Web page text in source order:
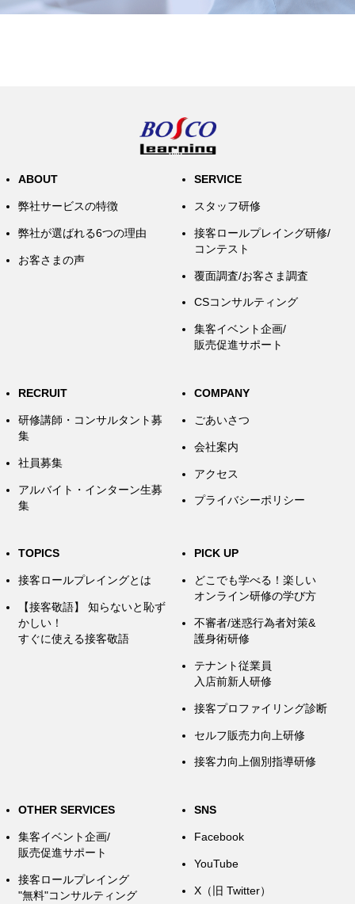
ABOUT
弊社サービスの特徴
弊社が選ばれる6つの理由
お客さまの声
SERVICE
スタッフ研修
接客ロールプレイング研修/
コンテスト
覆面調査/お客さま調査
CSコンサルティング
集客イベント企画/
販売促進サポート
RECRUIT
研修講師・コンサルタント募
集
社員募集
アルバイト・インターン生募
集
COMPANY
ごあいさつ
会社案内
アクセス
プライバシーポリシー
TOPICS
接客ロールプレイングとは
【接客敬語】 知らないと恥ず
かしい！
すぐに使える接客敬語
PICK UP
どこでも学べる！楽しい
オンライン研修の学び方
不審者/迷惑行為者対策&
護身術研修
テナント従業員
入店前新人研修
接客プロファイリング診断
セルフ販売力向上研修
接客力向上個別指導研修
OTHER SERVICES
集客イベント企画/
販売促進サポート
接客ロールプレイング
"無料"コンサルティング
SNS
Facebook
YouTube
X（旧 Twitter）